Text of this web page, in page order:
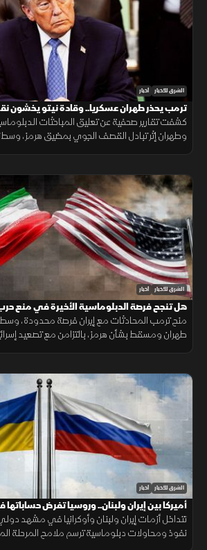
الشرق للأخبار أخبار
ترمب يحذر طهران عسكريا.. وقادة نيتو يخشون
كشفت تقارير صحفية عن تعليق المباحثات
وطهران إثر تبادل القصف الجوي بمضيق هرمز،
الشرق للأخبار أخبار
هل تنجح فرصة الدبلوماسية الأخيرة في منع
منح ترمب المحادثات مع إيران فرصة محدودة،
طهران ومسقط بشأن هرمز، بالتزامن مع تصعيد
الشرق للأخبار أخبار
أميركا بين إيران ولبنان.. وروسيا تفرض حساباتها
تتداخل أزمات إيران ولبنان وأوكرانيا في مشهد
نفوذ ومحاولات دبلوماسية ترسم ملامح المرحلة